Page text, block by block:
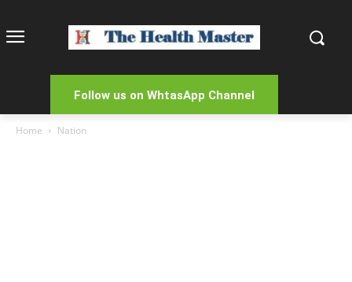
Follow us on WhtasApp Channel
Home Nation